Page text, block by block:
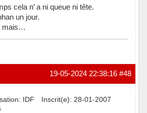
cela n’ a ni queue ni tête.
un jour.
mais…
#48
19-05-2024 22:38:16
IDF
Inscrit(e): 28-01-2007